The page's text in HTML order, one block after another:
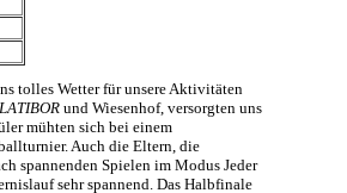
tolles Wetter für unsere Aktivitäten
und Wiesenhof, versorgten uns
mühten sich bei einem
Auch die Eltern, die
spannenden Spielen im Modus Jeder
sehr spannend. Das Halbfinale